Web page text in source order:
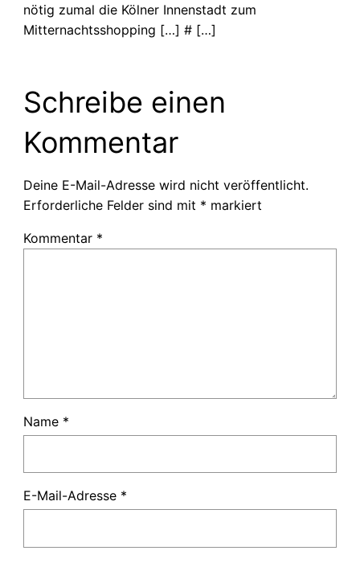
nötig zumal die Kölner Innenstadt zum
Mitternachtsshopping […] # […]
Schreibe einen
Kommentar
Deine E-Mail-Adresse wird nicht veröffentlicht.
Erforderliche Felder sind mit * markiert
Kommentar *
Name *
E-Mail-Adresse *